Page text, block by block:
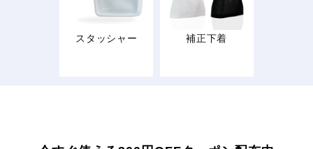
スタッシャー 補正下着